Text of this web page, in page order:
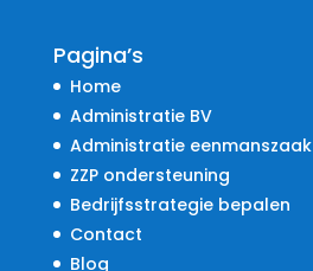
Pagina’s
Home
Administratie BV
Administratie eenmanszaak
ZZP ondersteuning
Bedrijfsstrategie bepalen
Contact
Blog